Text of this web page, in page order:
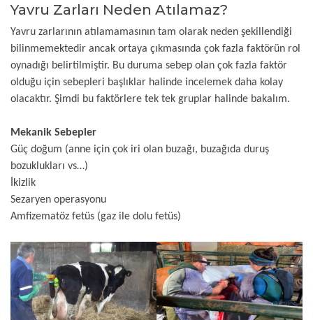
Yavru Zarları Neden Atılamaz?
Yavru zarlarının atılamamasının tam olarak neden şekillendiği
bilinmemektedir ancak ortaya çıkmasında çok fazla faktörün rol
oynadığı belirtilmiştir. Bu duruma sebep olan çok fazla faktör
olduğu için sebepleri başlıklar halinde incelemek daha kolay
olacaktır. Şimdi bu faktörlere tek tek gruplar halinde bakalım.
Mekanik Sebepler
Güç doğum (anne için çok iri olan buzağı, buzağıda duruş
bozuklukları vs…)
İkizlik
Sezaryen operasyonu
Amfizematöz fetüs (gaz ile dolu fetüs)